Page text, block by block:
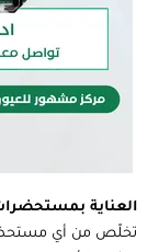
العناية
تخلّص من أي